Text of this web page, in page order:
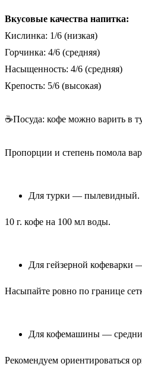
Вкусовые качества напитка:
Кислинка: 1/6 (низкая)
Горчинка: 4/6 (средняя)
Насыщенность: 4/6 (средняя)
Крепость: 5/6 (высокая)
☕Посуда: кофе можно варить в
Пропорции и степень помола
Для турки — пылевидный.
10 г. кофе на 100 мл воды.
Для гейзерной кофеварки
Насыпайте ровно по границе
Для кофемашины —
Рекомендуем ориентироваться